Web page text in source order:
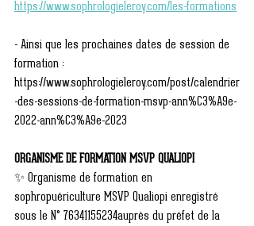
https://www.sophrologieleroy.com/les-formations
- Ainsi que les prochaines dates de session de
formation :
https://www.sophrologieleroy.com/post/calendrier
-des-sessions-de-formation-msvp-ann%C3%A9e-
2022-ann%C3%A9e-2023
ORGANISME DE FORMATION MSVP QUALIOPI
✨ Organisme de formation en
sophropuériculture MSVP Qualiopi enregistré
sous le N° 76341155234auprès du préfet de la